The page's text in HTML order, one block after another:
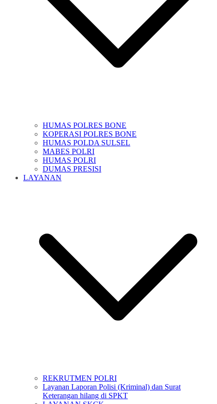
HUMAS POLRES BONE
KOPERASI POLRES BONE
HUMAS POLDA SULSEL
MABES POLRI
HUMAS POLRI
DUMAS PRESISI
LAYANAN
REKRUTMEN POLRI
Layanan Laporan Polisi (Kriminal) dan Surat
Keterangan hilang di SPKT